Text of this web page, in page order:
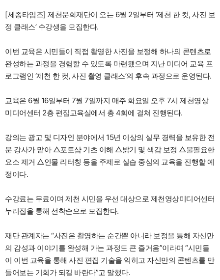
[세종타임즈] 제천문화재단이 오는 6월 2일부터 ‘제천 한 컷, 사진 보
정 클래스’ 수강생을 모집한다.
이번 교육은 시민들이 직접 촬영한 사진을 보정해 하나의 콘텐츠로
완성하는 과정을 경험할 수 있도록 마련됐으며 지난 미디어 교육 프
로그램인 ‘제천 한 컷, 사진 촬영 클래스’의 후속 과정으로 운영된다.
교육은 6월 16일부터 7월 7일까지 매주 화요일 오후 7시 제천영상
미디어센터 2층 편집교육실에서 총 4회에 걸쳐 진행된다.
강의는 광고 및 디자인 분야에서 15년 이상의 실무 경력을 보유한 전
문 강사가 맡아 △포토샵 기초 이해 △밝기 및 색감 보정 △불필요한
요소 제거 △인물 리터칭 등을 주제로 실습 중심의 교육을 진행할 예
정이다.
수강료는 무료이며 제천 시민을 우선 대상으로 제천영상미디어센터
누리집을 통해 선착순으로 모집한다.
재단 관계자는 “사진은 촬영하는 순간뿐 아니라 보정을 통해 자신만
의 감성과 이야기를 완성해 가는 과정도 큰 즐거움”이라며 “시민들
이 이번 교육을 통해 사진 편집 기술을 익히고 자신만의 콘텐츠를 만
들어보는 기회가 되길 바란다”고 말했다.